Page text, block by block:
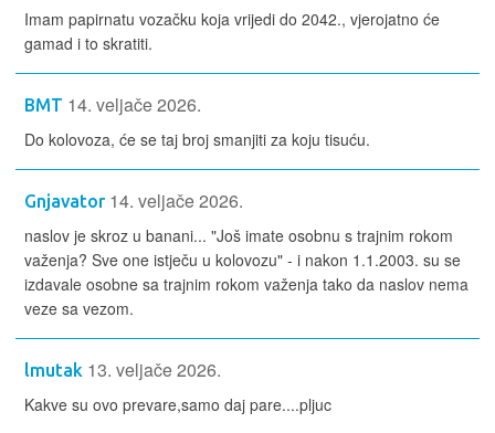
Imam papirnatu vozačku koja vrijedi do 2042., vjerojatno će
gamad i to skratiti.
BMT 14. veljače 2026.
Do kolovoza, će se taj broj smanjiti za koju tisuću.
Gnjavator 14. veljače 2026.
naslov je skroz u banani... "Još imate osobnu s trajnim rokom
važenja? Sve one istječu u kolovozu" - i nakon 1.1.2003. su se
izdavale osobne sa trajnim rokom važenja tako da naslov nema
veze sa vezom.
lmutak 13. veljače 2026.
Kakve su ovo prevare,samo daj pare....pljuc